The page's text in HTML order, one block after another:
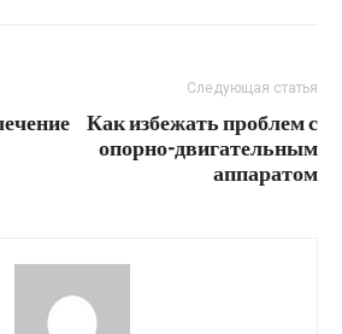
Следующая статья
Как избежать проблем с
опорно-двигательным
аппаратом